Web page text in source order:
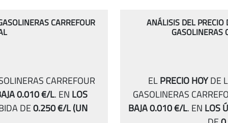
CARREFOUR
CARREFOUR
0.010 €/L. EN LOS
DE0.250 €/L(UN
ANÁLISIS DEL
GASOLINERAS
ELPRECIO HOYDE
GASOLINERAS
BAJA 0.010 €/L. EN LOS